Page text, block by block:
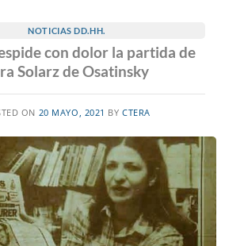
NOTICIAS DD.HH.
con dolor la partida de
Solarz de Osatinsky
ON 20 MAYO, 2021 BYCTERA